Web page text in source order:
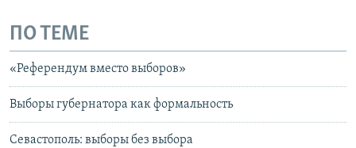
ПО ТЕМЕ
«Референдум вместо выборов»
Выборы губернатора как формальность
Севастополь: выборы без выбора